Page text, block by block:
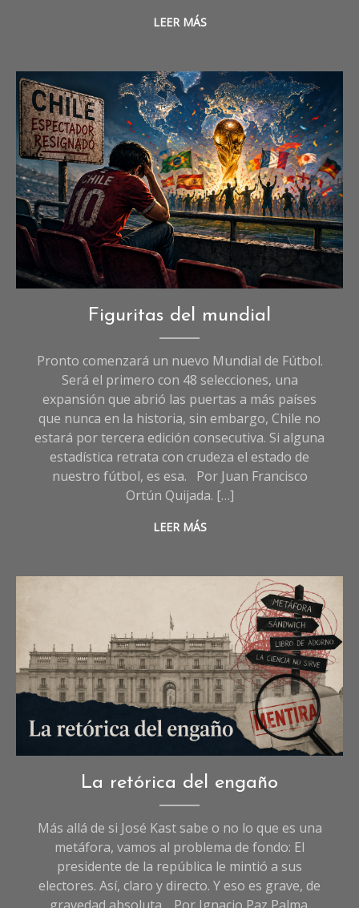
LEER MÁS
Imagen referencia (I.A)
Deportes,
Opinión
Figuritas del mundial
Pronto comenzará un nuevo Mundial de Fútbol.
Será el primero con 48 selecciones, una
expansión que abrió las puertas a más países
que nunca en la historia, sin embargo, Chile no
estará por tercera edición consecutiva. Si alguna
estadística retrata con crudeza el estado de
nuestro fútbol, es esa. Por Juan Francisco
Ortún Quijada. […]
LEER MÁS
Imagen creada con I.A
Opinión,
Sociedad
La retórica del engaño
Más allá de si José Kast sabe o no lo que es una
metáfora, vamos al problema de fondo: El
presidente de la república le mintió a sus
electores. Así, claro y directo. Y eso es grave, de